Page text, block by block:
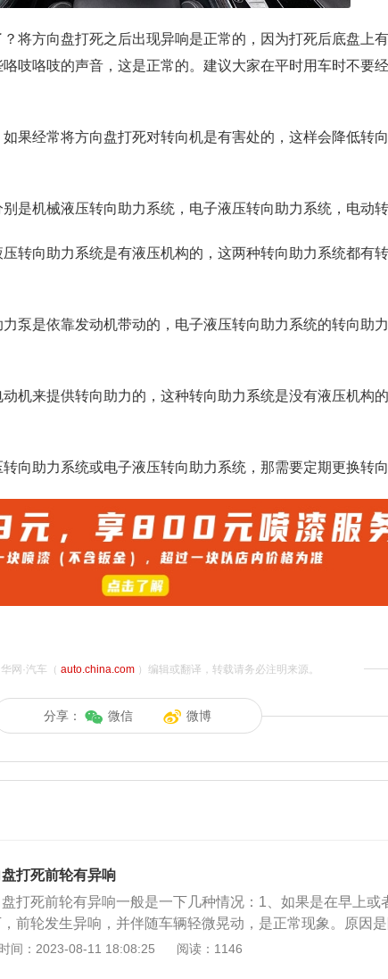
将方向盘打死之后出现异响是正常的，因为打死后底盘上
吱咯吱的声音，这是正常的。建议大家在平时用车时不要
果经常将方向盘打死对转向机是有害处的，这样会降低转
是机械液压转向助力系统，电子液压转向助力系统，电动转
转向助力系统是有液压机构的，这两种转向助力系统都有
泵是依靠发动机带动的，电子液压转向助力系统的转向助
机来提供转向助力的，这种转向助力系统是没有液压机构
向助力系统或电子液压转向助力系统，那需要定期更换转向
网·汽车（ auto.china.com）编辑或翻译，转载请务必注明来源。
分享： 微信 微博
打死前轮有异响
打死前轮有异响一般是一下几种情况：1、如果是在早上或
前轮发生异响，并伴随车辆轻微晃动，是正常现象。原因
克曼角度就是汽车转向时，外侧轮和内侧轮的转向角度不一
间：2023-08-11 18:08:25 阅读：1146